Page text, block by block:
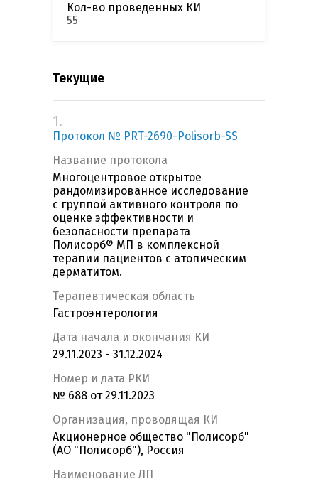
Кол-во проведенных КИ
55
Текущие
1.
Протокол № PRT-2690-Polisorb-SS
Название протокола
Многоцентровое открытое
рандомизированное исследование
с группой активного контроля по
оценке эффективности и
безопасности препарата
Полисорб® МП в комплексной
терапии пациентов с атопическим
дерматитом.
Терапевтическая область
Гастроэнтерология
Дата начала и окончания КИ
29.11.2023 - 31.12.2024
Номер и дата РКИ
№ 688 от 29.11.2023
Организация, проводящая КИ
Акционерное общество "Полисорб"
(АО "Полисорб"), Россия
Наименование ЛП